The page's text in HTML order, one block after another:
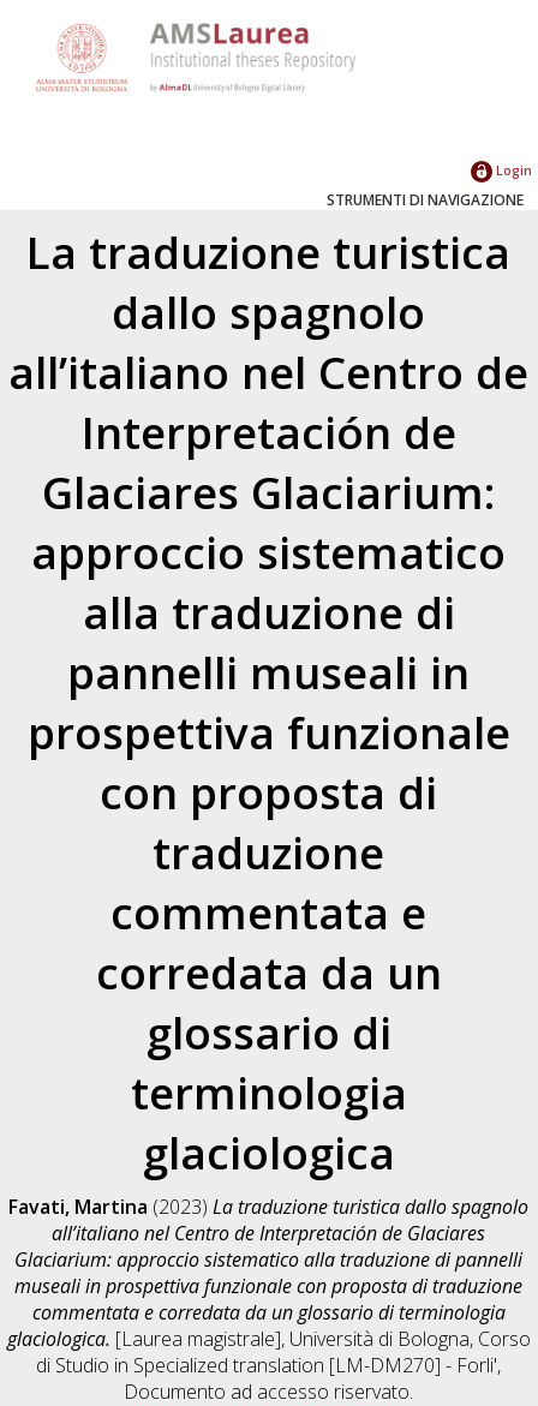
Login
STRUMENTI DI NAVIGAZIONE
La traduzione turistica
dallo spagnolo
all’italiano nel Centro de
Interpretación de
Glaciares Glaciarium:
approccio sistematico
alla traduzione di
pannelli museali in
prospettiva funzionale
con proposta di
traduzione
commentata e
corredata da un
glossario di
terminologia
glaciologica
Favati, Martina (2023)La traduzione turistica dallo spagnolo
all’italiano nel Centro de Interpretación de Glaciares
Glaciarium: approccio sistematico alla traduzione di pannelli
museali in prospettiva funzionale con proposta di traduzione
commentata e corredata da un glossario di terminologia
glaciologica. [Laurea magistrale], Università di Bologna, Corso
di Studio in Specialized translation [LM-DM270] - Forli',
Documento ad accesso riservato.